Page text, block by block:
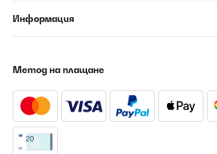
Информация
Метод на плащане